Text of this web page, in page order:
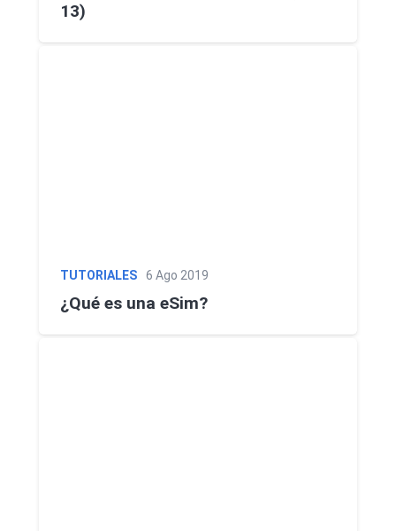
13)
TUTORIALES 6 Ago 2019
¿Qué es una eSim?